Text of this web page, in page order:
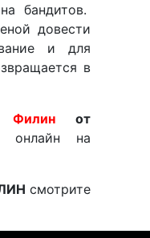
бандитов.
довести
и для
в
Филин от
онлайн на
смотрите